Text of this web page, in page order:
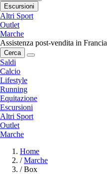
Escursioni
Altri Sport
Outlet
Marche
Assistenza post-vendita in Francia
Cerca
Saldi
Calcio
Lifestyle
Running
Equitazione
Escursioni
Altri Sport
Outlet
Marche
Home
/ Marche
/ Box